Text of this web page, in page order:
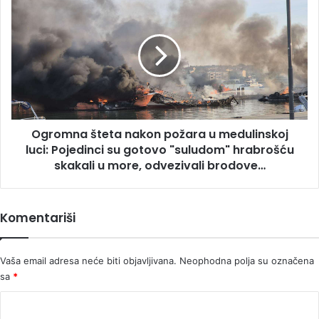
požara
medulinskoj
Pojedinci
su
gotovo
"suludom"
hrabrošću
u
odvezivali
brodove…
Ogromna šteta nakon požara u medulinskoj
luci: Pojedinci su gotovo "suludom" hrabrošću
skakali u more, odvezivali brodove…
Komentariši
Vaša email adresa neće biti objavljivana. Neophodna polja su označena
sa *